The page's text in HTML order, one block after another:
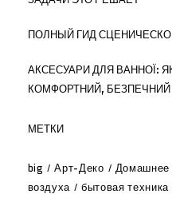
ПОЛНЫЙ ГИД
АКСЕСУАРИ ДЛЯ ВАННОЇ:
КОМФОРТНИЙ, БЕЗПЕЧНИЙ
МЕТКИ
big Арт-Деко Домашнее
воздуха
бытовая техника